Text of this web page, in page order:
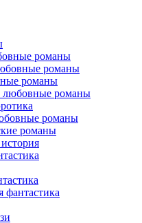
романы
романы
романы
романы
романы
романы
фантастика